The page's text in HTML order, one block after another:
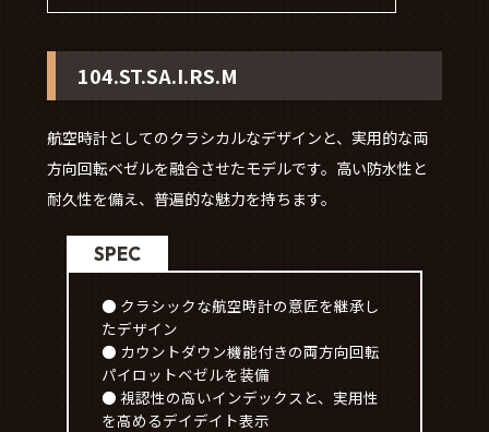
104.ST.SA.I.RS.M
航空時計としてのクラシカルなデザインと、実用的な両
方向回転ベゼルを融合させたモデルです。高い防水性と
耐久性を備え、普遍的な魅力を持ちます。
SPEC
● クラシックな航空時計の意匠を継承し
たデザイン
● カウントダウン機能付きの両方向回転
パイロットベゼルを装備
● 視認性の高いインデックスと、実用性
を高めるデイデイト表示